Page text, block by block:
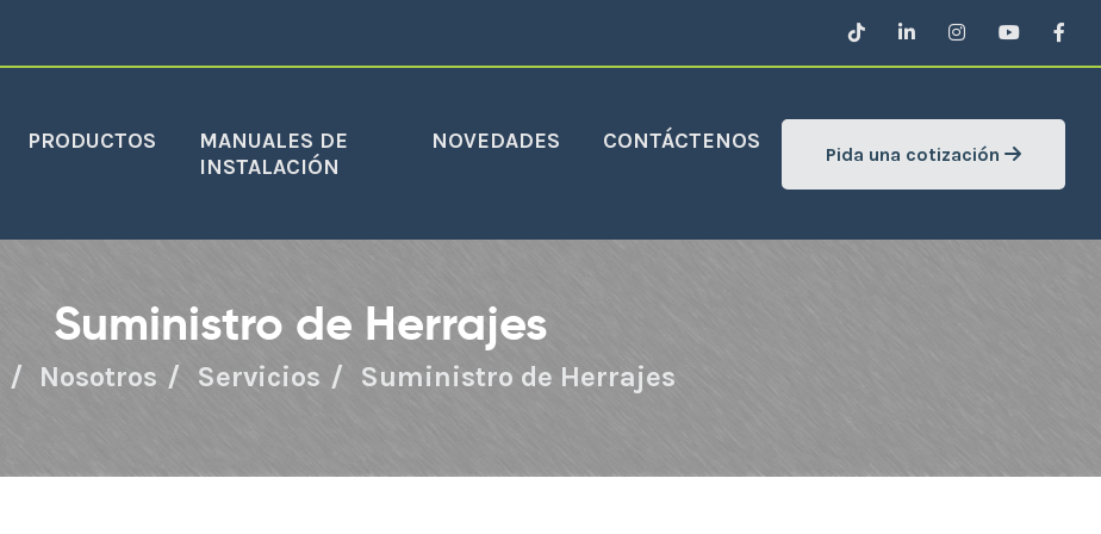
PRODUCTOS
MANUALES DE
INSTALACIÓN
NOVEDADES CONTÁCTENOS Pida una cotización
Suministro de Herrajes
Nosotros Servicios Suministro de Herrajes